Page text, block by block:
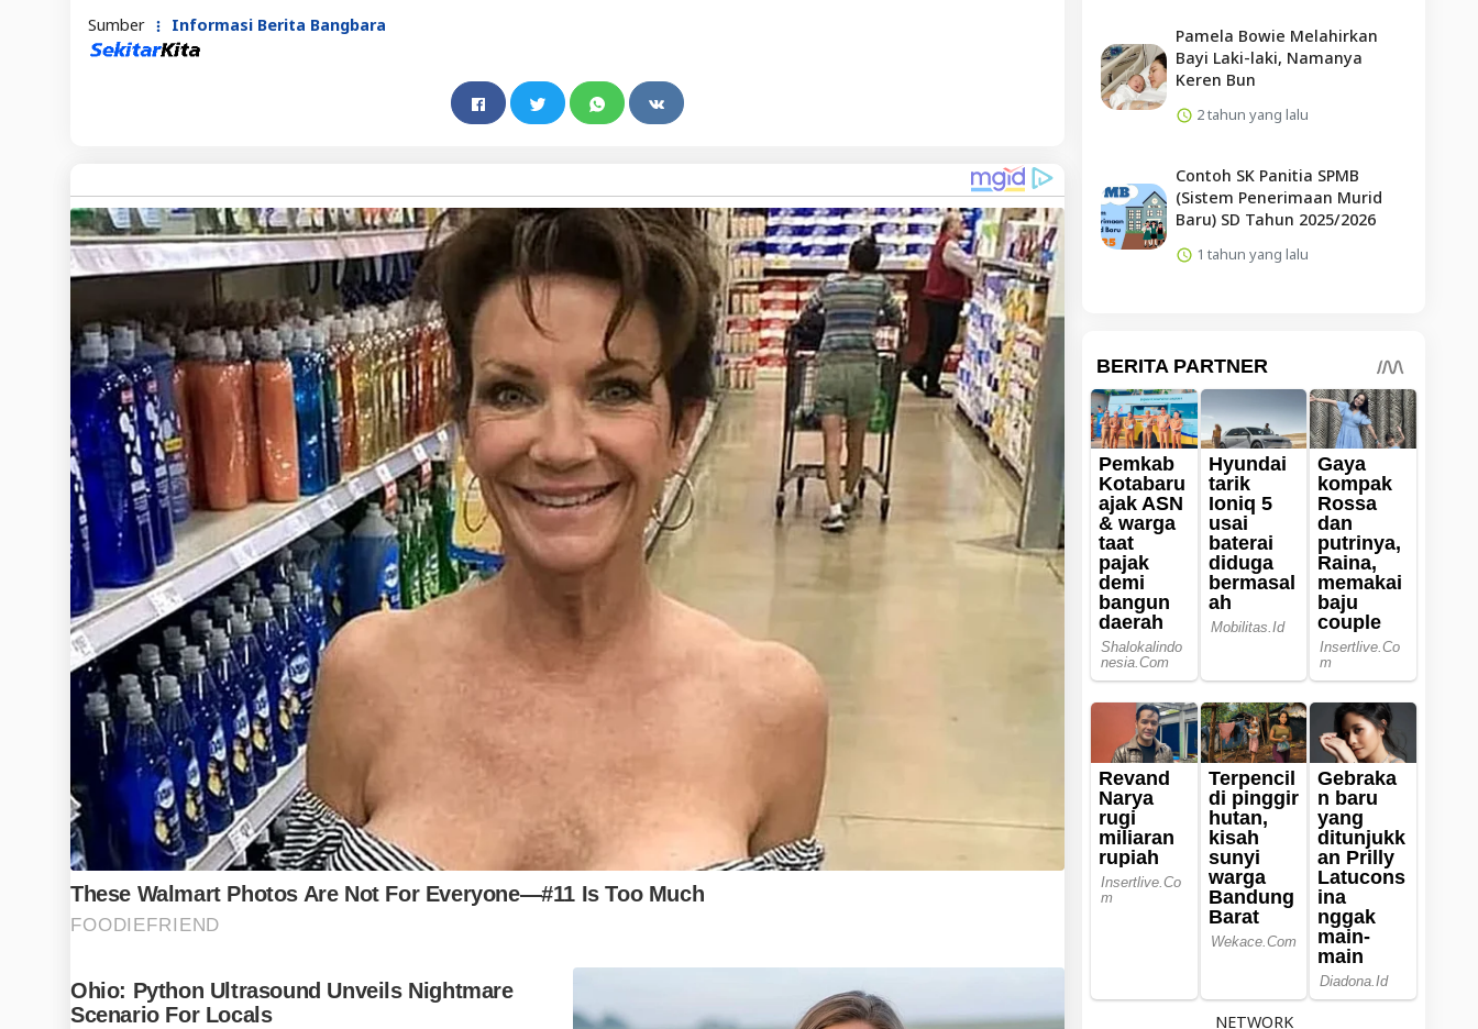
Sumber Informasi Berita Bangbara
Pamela Bowie Melahirkan
Bayi Laki-laki, Namanya
Keren Bun
2 tahun yang lalu
Contoh SK Panitia SPMB
(Sistem Penerimaan Murid
Baru) SD Tahun 2025/2026
1 tahun yang lalu
NETWORK